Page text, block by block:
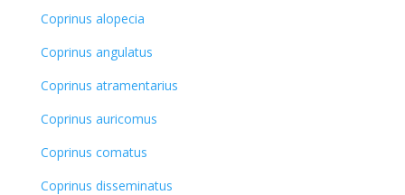
Coprinus alopecia
Coprinus angulatus
Coprinus atramentarius
Coprinus auricomus
Coprinus comatus
Coprinus disseminatus